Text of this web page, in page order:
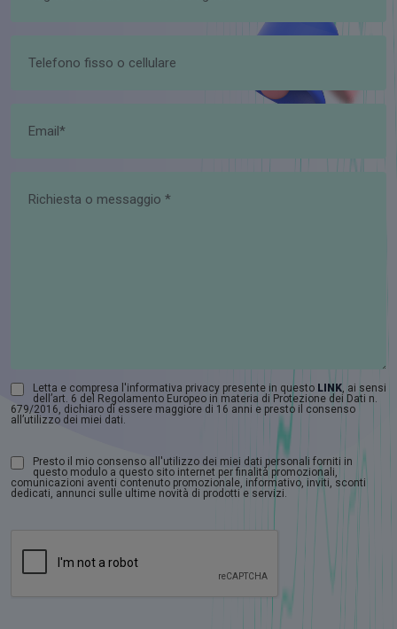
Letta e compresa l'informativa privacy presente in questo LINK , ai sensi
dell’art. 6 del Regolamento Europeo in materia di Protezione dei Dati n.
679/2016, dichiaro di essere maggiore di 16 anni e presto il consenso
all’utilizzo dei miei dati.
Presto il mio consenso all'utilizzo dei miei dati personali forniti in
questo modulo a questo sito internet per finalità promozionali,
comunicazioni aventi contenuto promozionale, informativo, inviti, sconti
dedicati, annunci sulle ultime novità di prodotti e servizi.